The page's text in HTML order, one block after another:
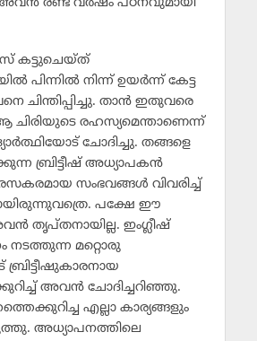
രണ്ട് വര്‍ഷം പഠനവുമായി
കട്ടുചെയ്ത്
പിന്നില്‍ നിന്ന് ഉയര്‍ന്ന് കേട്ട
ചിന്തിപ്പിച്ചു. താന്‍ ഇതുവരെ
രഹസ്യമെന്താണെന്ന്
ചോദിച്ചു. തങ്ങളെ
ബ്രിട്ടീഷ് അധ്യാപകന്‍
സംഭവങ്ങള്‍ വിവരിച്ച്
പക്ഷേ ഈ
തൃപ്തനായില്ല. ഇംഗ്ലീഷ്
നടത്തുന്ന മറ്റൊരു
ബ്രിട്ടീഷുകാരനായ
അവന്‍ ചോദിച്ചറിഞ്ഞു.
എല്ലാ കാര്യങ്ങളും
അധ്യാപനത്തിലെ